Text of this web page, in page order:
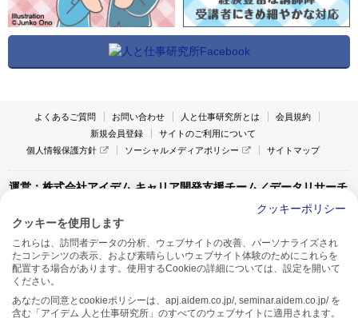
よくあるご質問 お問い合わせ 人と仕事研究所とは
会員規約
新規会員登録
サイトのご利用について
個人情報保護方針
ソーシャルメディアポリシー サイトマップ
運営：株式会社アイデム キャリア開発支援チーム／データリサーチ
〒160-0022 東京都新宿区新宿1-4-10
アイデム本社ビル TEL:03-5269-6020
〒550-0005 大阪府大阪市西区西本町1-13-43
アイデム西本町ビル7F TEL:06-7662-2800
クッキーポリシー
クッキーを使用します
これらは、訪問者データの分析、ウェブサイトの改善、パーソナライズされ
たコンテンツの表示、および素晴らしいウェブサイト体験のためにこれらを
配置する場合があります。使用するCookieの詳細については、設定を開いて
ください。
あなたの同意とcookieポリシーは、apj.aidem.co.jp/, seminar.aidem.co.jp/ を
含む「アイデム 人と仕事研究所」のすべてのウェブサイトに適用されます。